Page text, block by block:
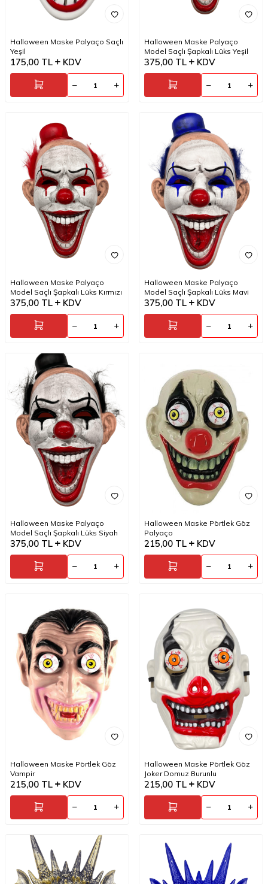
Halloween Maske Palyaço Saçlı
Yeşil
175,00 TL KDV
Halloween Maske Palyaço
Model Saçlı Şapkalı Lüks Yeşil
375,00 TL KDV
Halloween Maske Palyaço
Model Saçlı Şapkalı Lüks Kırmızı
375,00 TL KDV
Halloween Maske Palyaço
Model Saçlı Şapkalı Lüks Mavi
375,00 TL KDV
Halloween Maske Palyaço
Model Saçlı Şapkalı Lüks Siyah
375,00 TL KDV
Halloween Maske Pörtlek Göz
Palyaço
215,00 TL KDV
Halloween Maske Pörtlek Göz
Vampir
215,00 TL KDV
Halloween Maske Pörtlek Göz
Joker Domuz Burunlu
215,00 TL KDV